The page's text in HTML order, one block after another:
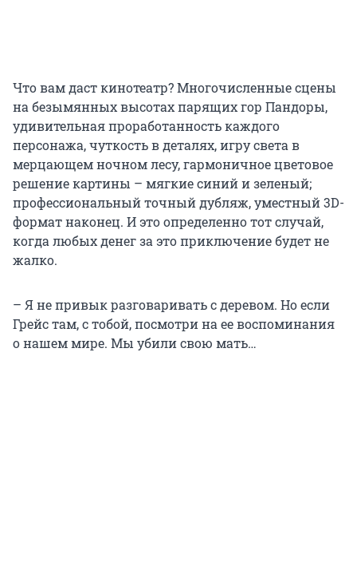
Что вам даст кинотеатр? Многочисленные сцены
на безымянных высотах парящих гор Пандоры,
удивительная проработанность каждого
персонажа, чуткость в деталях, игру света в
мерцающем ночном лесу, гармоничное цветовое
решение картины – мягкие синий и зеленый;
профессиональный точный дубляж, уместный 3D-
формат наконец. И это определенно тот случай,
когда любых денег за это приключение будет не
жалко.
– Я не привык разговаривать с деревом. Но если
Грейс там, с тобой, посмотри на ее воспоминания
о нашем мире. Мы убили свою мать…